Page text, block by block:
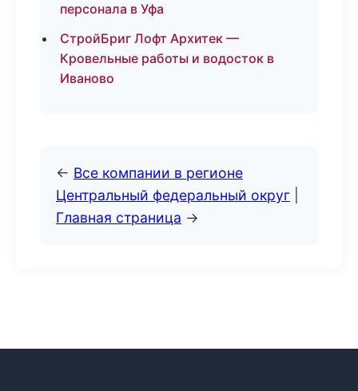
персонала в Уфа
СтройБриг Лофт Архитек —
Кровельные работы и водосток в
Иваново
← Все компании в регионе
Центральный федеральный округ
Главная страница →